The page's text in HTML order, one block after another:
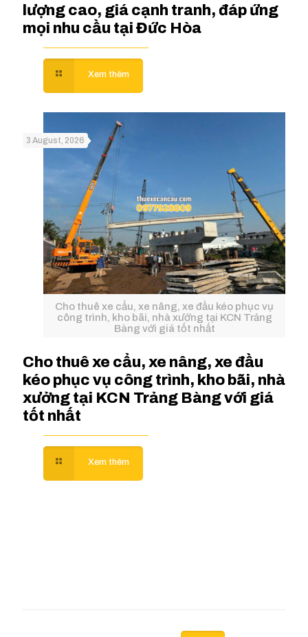
lượng cao, giá cạnh tranh, đáp ứng
mọi nhu cầu tại Đức Hòa
Cho thuê xe cẩu, xe nâng, xe đầu kéo phục vụ
công trình, kho bãi, nhà xưởng tại KCN Trảng
Bàng với giá tốt nhất
3 August, 2026
Cho thuê xe cẩu, xe nâng, xe đầu
kéo phục vụ công trình, kho bãi, nhà
xưởng tại KCN Trảng Bàng với giá
tốt nhất